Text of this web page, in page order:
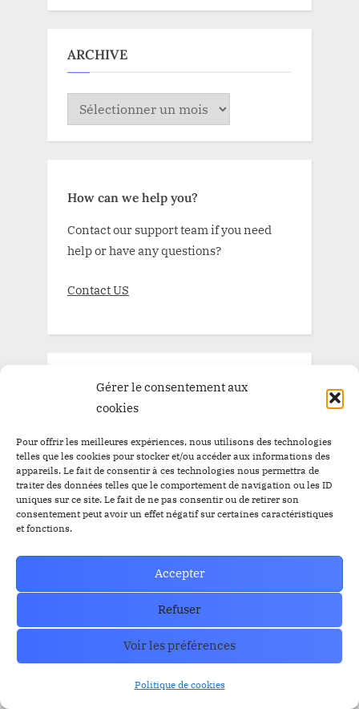
Gérer le consentement aux
cookies
Pour offrir les meilleures expériences, nous utilisons des technologies
telles que les cookies pour stocker et/ou accéder aux informations des
appareils. Le fait de consentir à ces technologies nous permettra de
traiter des données telles que le comportement de navigation ou les ID
uniques sur ce site. Le fait de ne pas consentir ou de retirer son
consentement peut avoir un effet négatif sur certaines caractéristiques
et fonctions.
Accepter
Refuser
Voir les préférences
Politique de cookies
ARCHIVE
ARCHIVE
How can we help you?
Contact our support team if you need
help or have any questions?
Contact US